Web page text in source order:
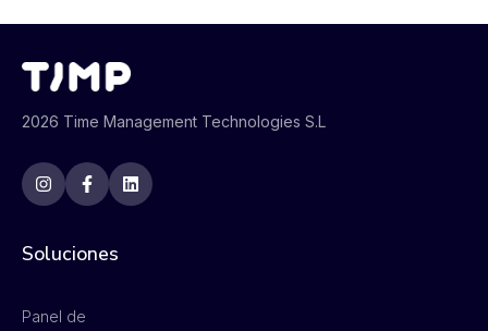
2026 Time Management Technologies S.L
Soluciones
Panel de